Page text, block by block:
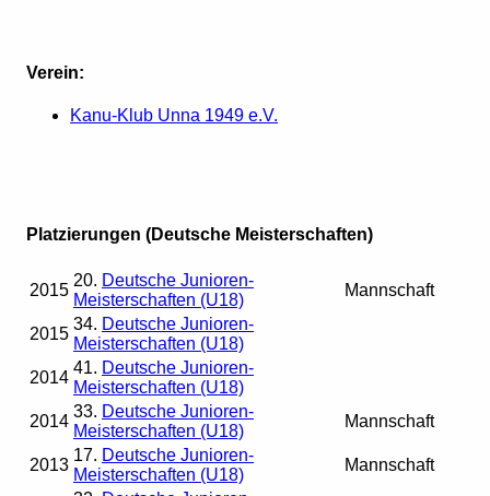
Verein:
Kanu-Klub Unna 1949 e.V.
Platzierungen (Deutsche Meisterschaften)
2015
20. Deutsche Junioren-
Meisterschaften (U18)
Mannschaft
2015
34. Deutsche Junioren-
Meisterschaften (U18)
2014
41. Deutsche Junioren-
Meisterschaften (U18)
2014
33. Deutsche Junioren-
Meisterschaften (U18)
Mannschaft
2013
17. Deutsche Junioren-
Meisterschaften (U18)
Mannschaft